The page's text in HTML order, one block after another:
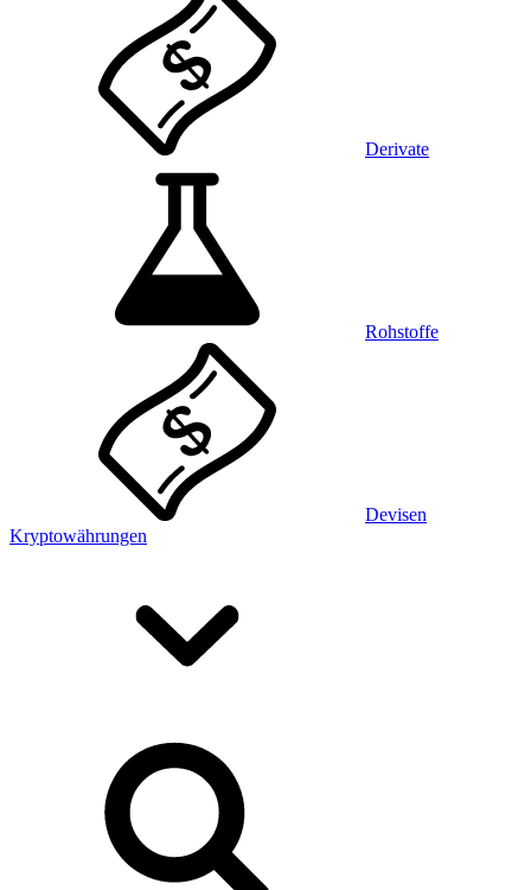
Derivate
Rohstoffe
Devisen
Kryptowährungen